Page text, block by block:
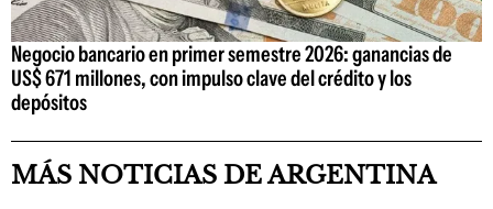
Negocio bancario en primer semestre 2026: ganancias de
US$ 671 millones, con impulso clave del crédito y los
depósitos
MÁS NOTICIAS DE ARGENTINA